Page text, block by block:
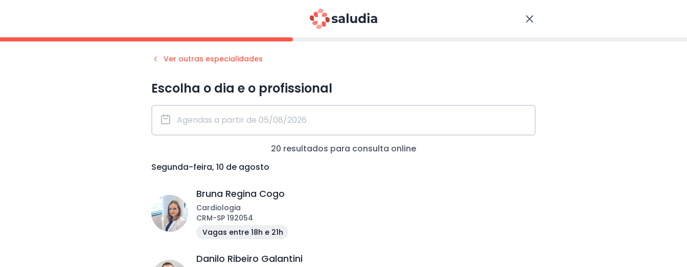
Ver outras especialidades
Escolha o dia e o profissional
20 resultados para consulta online
Segunda-feira, 10 de agosto
Bruna Regina Cogo
Cardiologia
CRM-SP 192054
Vagas entre 18h e 21h
Danilo Ribeiro Galantini